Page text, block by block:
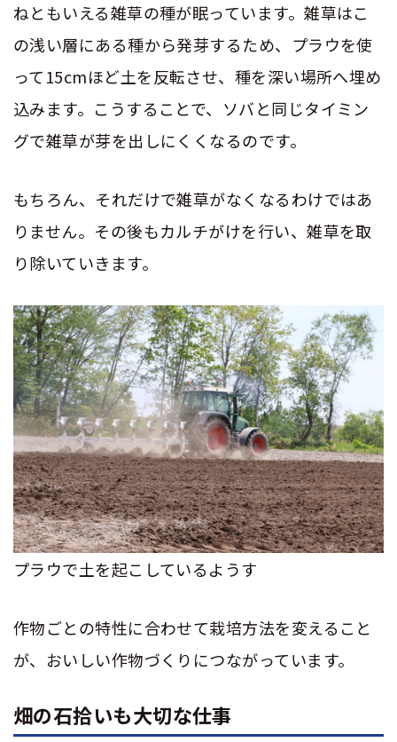
ねともいえる雑草の種が眠っています。雑草はこ
の浅い層にある種から発芽するため、プラウを使
って15cmほど土を反転させ、種を深い場所へ埋め
込みます。こうすることで、ソバと同じタイミン
グで雑草が芽を出しにくくなるのです。
もちろん、それだけで雑草がなくなるわけではあ
りません。その後もカルチがけを行い、雑草を取
り除いていきます。
プラウで土を起こしているようす
作物ごとの特性に合わせて栽培方法を変えること
が、おいしい作物づくりにつながっています。
畑の石拾いも大切な仕事